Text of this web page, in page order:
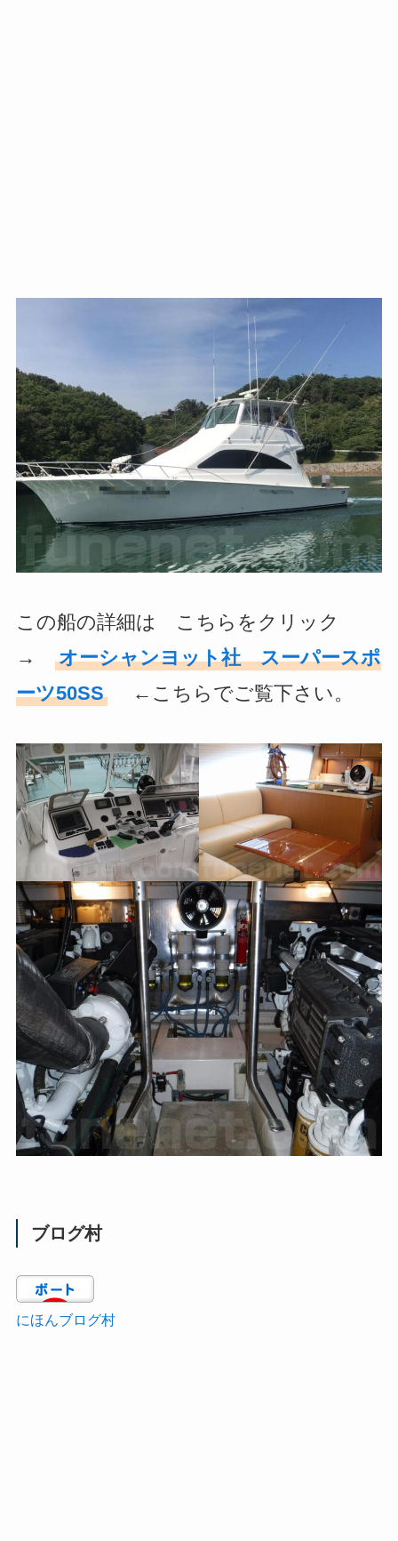
この船の詳細は こちらをクリック
→
オーシャンヨット社 スーパースポ
ーツ50SS←こちらでご覧下さい。
ブログ村
にほんブログ村